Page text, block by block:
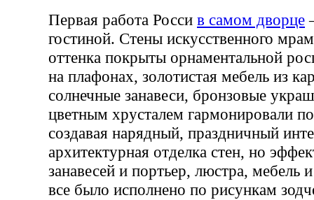
Первая работа Росси в самом дворце
гостиной. Стены искусственного
оттенка покрыты орнаментальной
на плафонах, золотистая мебель из
солнечные занавеси, бронзовые
цветным хрусталем гармонировали
создавая нарядный, праздничный
архитектурная отделка стен, но
занавесей и портьер, люстра, мебель
все было исполнено по рисункам